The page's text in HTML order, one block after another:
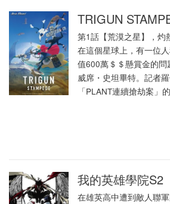
TRIGUN
第1話【荒漠之星】，灼
在這個星球上，有一位
值600萬＄＄懸賞金的問
威席・史坦畢特。記者
「PLANT連續搶劫案」
我的英雄學院S2
在雄英高中遭到敵人聯